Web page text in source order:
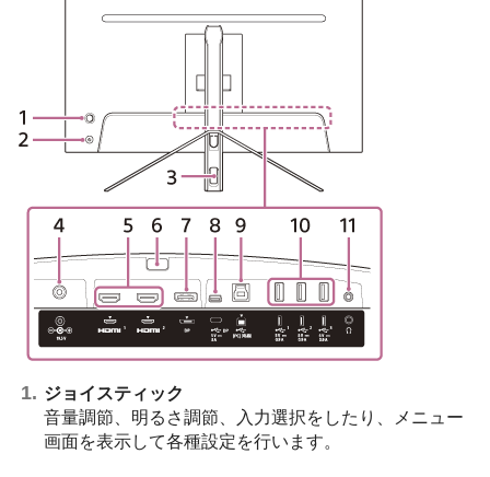
ジョイスティック
音量調節、明るさ調節、入力選択をしたり、メニュー
画面を表示して各種設定を行います。